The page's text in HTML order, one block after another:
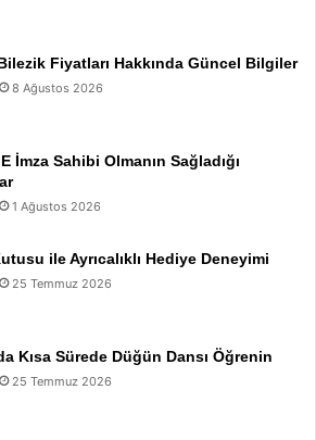
Fiyatları Hakkında Güncel Bilgiler
8 Ağustos 2026
İmza Sahibi Olmanın Sağladığı
1 Ağustos 2026
ile Ayrıcalıklı Hediye Deneyimi
25 Temmuz 2026
Kısa Sürede Düğün Dansı Öğrenin
25 Temmuz 2026